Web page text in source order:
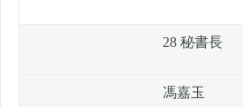
28 秘書長
馮嘉玉